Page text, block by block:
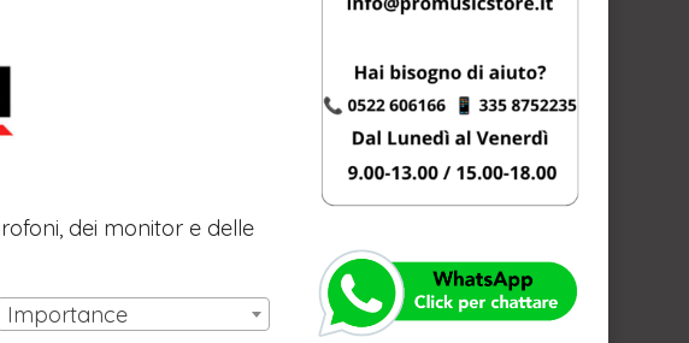
dei monitor e delle
Importance